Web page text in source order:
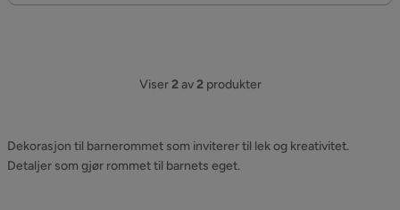
Viser2av2produkter
Dekorasjon til barnerommet som inviterer til lek og kreativitet.
Detaljer som gjør rommet til barnets eget.